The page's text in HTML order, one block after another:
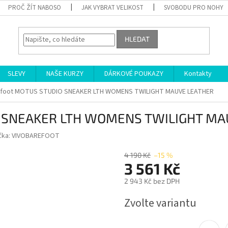
PROČ ŽÍT NABOSO JAK VYBRAT VELIKOST SVOBODU PRO NOHY
HLEDAT
SLEVY NAŠE KURZY DÁRKOVÉ POUKAZY
Kontakty
MOTUS STUDIO SNEAKER LTH WOMENS TWILIGHT MAUVE LEATHER
LTH WOMENS TWILIGHT
VIVOBAREFOOT
4 190 Kč –15 %
3 561 Kč
2 943 Kč bez DPH
cena:
Zvolte variantu